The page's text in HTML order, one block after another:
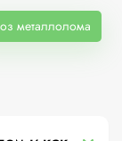
металлолома